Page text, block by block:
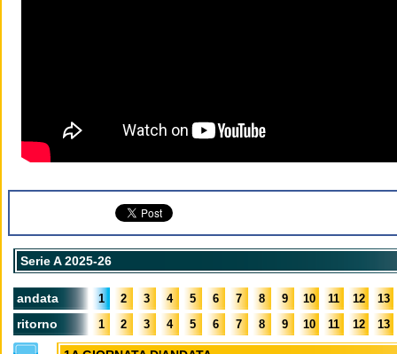
Serie A 2025-26
andata 1 2 3 4 5 6 7 8 9 10 11 12 13
ritorno 1 2 3 4 5 6 7 8 9 10 11 12 13